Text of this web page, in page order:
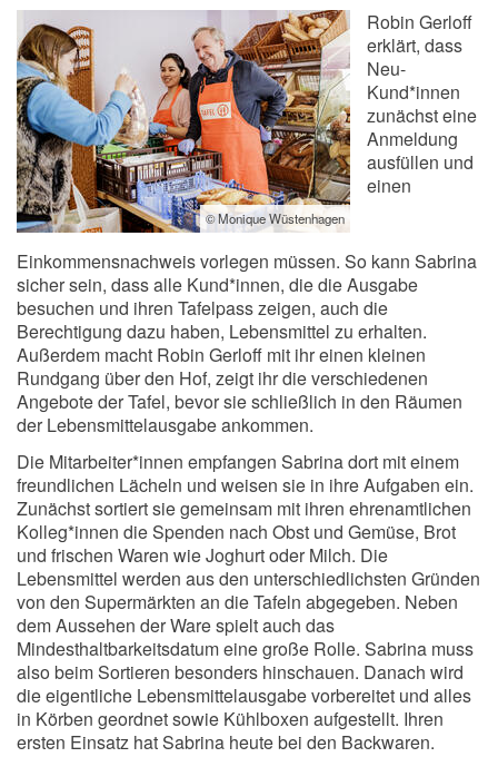
© Monique Wüstenhagen
Robin Gerloff
erklärt, dass
Neu-
Kund*innen
zunächst eine
Anmeldung
ausfüllen und
einen
Einkommensnachweis vorlegen müssen. So kann Sabrina
sicher sein, dass alle Kund*innen, die die Ausgabe
besuchen und ihren Tafelpass zeigen, auch die
Berechtigung dazu haben, Lebensmittel zu erhalten.
Außerdem macht Robin Gerloff mit ihr einen kleinen
Rundgang über den Hof, zeigt ihr die verschiedenen
Angebote der Tafel, bevor sie schließlich in den Räumen
der Lebensmittelausgabe ankommen.
Die Mitarbeiter*innen empfangen Sabrina dort mit einem
freundlichen Lächeln und weisen sie in ihre Aufgaben ein.
Zunächst sortiert sie gemeinsam mit ihren ehrenamtlichen
Kolleg*innen die Spenden nach Obst und Gemüse, Brot
und frischen Waren wie Joghurt oder Milch. Die
Lebensmittel werden aus den unterschiedlichsten Gründen
von den Supermärkten an die Tafeln abgegeben. Neben
dem Aussehen der Ware spielt auch das
Mindesthaltbarkeitsdatum eine große Rolle. Sabrina muss
also beim Sortieren besonders hinschauen. Danach wird
die eigentliche Lebensmittelausgabe vorbereitet und alles
in Körben geordnet sowie Kühlboxen aufgestellt. Ihren
ersten Einsatz hat Sabrina heute bei den Backwaren.